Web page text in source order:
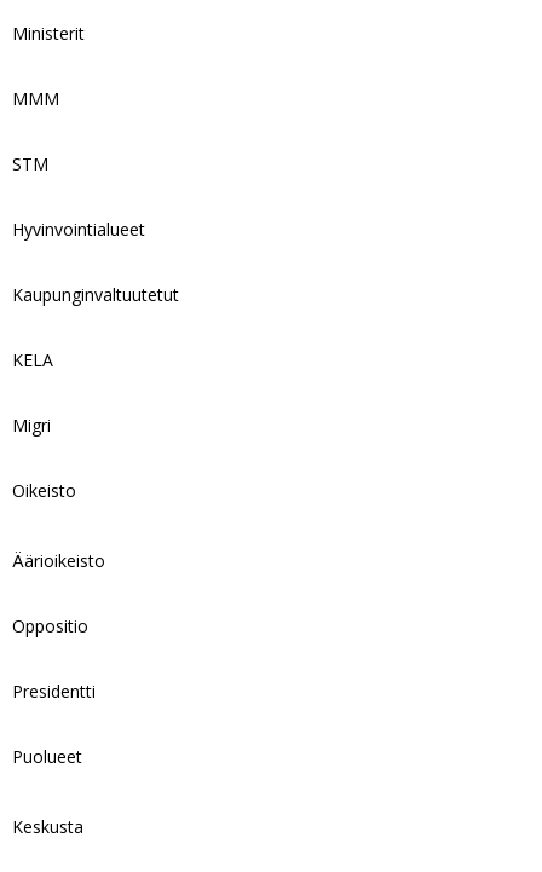
Ministerit
MMM
STM
Hyvinvointialueet
Kaupunginvaltuutetut
KELA
Migri
Oikeisto
Äärioikeisto
Oppositio
Presidentti
Puolueet
Keskusta